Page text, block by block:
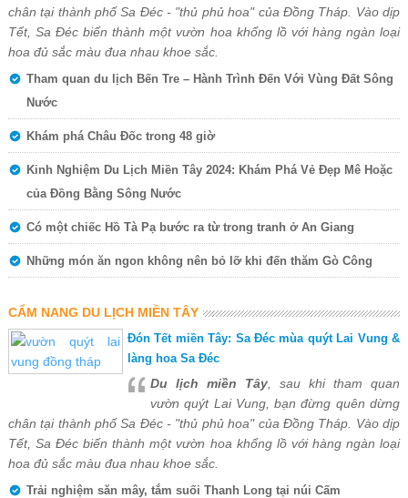
chân tại thành phố Sa Đéc - "thủ phủ hoa" của Đồng Tháp. Vào dịp
Tết, Sa Đéc biến thành một vườn hoa khổng lồ với hàng ngàn loại
hoa đủ sắc màu đua nhau khoe sắc.
Tham quan du lịch Bến Tre – Hành Trình Đến Với Vùng Đất Sông
Nước
Khám phá Châu Đốc trong 48 giờ
Kinh Nghiệm Du Lịch Miền Tây 2024: Khám Phá Vẻ Đẹp Mê Hoặc
của Đồng Bằng Sông Nước
Có một chiếc Hồ Tà Pạ bước ra từ trong tranh ở An Giang
Những món ăn ngon không nên bỏ lỡ khi đến thăm Gò Công
CẨM NANG DU LỊCH MIỀN TÂY
Đón Tết miền Tây: Sa Đéc mùa quýt Lai Vung &
làng hoa Sa Đéc
Du lịch miền Tây , sau khi tham quan
vườn quýt Lai Vung, bạn đừng quên dừng
chân tại thành phố Sa Đéc - "thủ phủ hoa" của Đồng Tháp. Vào dịp
Tết, Sa Đéc biến thành một vườn hoa khổng lồ với hàng ngàn loại
hoa đủ sắc màu đua nhau khoe sắc.
Trải nghiệm săn mây, tắm suối Thanh Long tại núi Cấm